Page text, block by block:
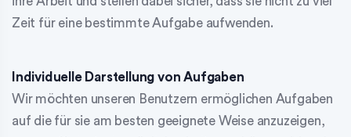
Zeit für eine bestimmte Aufgabe aufwenden.
Individuelle Darstellung von Aufgaben
Wir möchten unseren Benutzern ermöglichen Aufgaben
auf die für sie am besten geeignete Weise anzuzeigen,